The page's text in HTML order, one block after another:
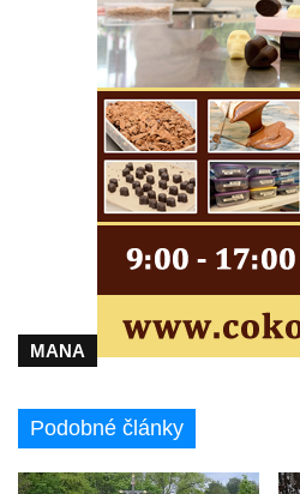
Klíč
Kamenná slunce u obce Staré
Sluj českých bratří a Symbolický
českých bratří
Besedická vyhlídka (na Vysoké
Kinského vyhlídka (Besedické
Vyhlídka Kde domov můj
Jeskyně Matěje Krocínovského v
Besedických skalách
Husníkova vyhlídka (Besedické
Hořákova vyhlídka (Besedické
Masarykova vyhlídka (Besedické
Vyhlídka Sokol (Besedické skály)
Lafitova vyhlídka pod Křížovou
MANA
Podobné články